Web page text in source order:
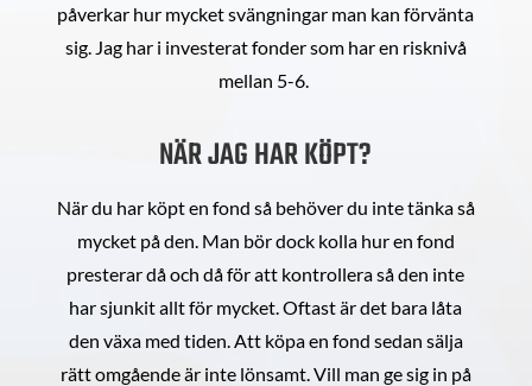
påverkar hur mycket svängningar man kan förvänta
sig. Jag har i investerat fonder som har en risknivå
mellan 5-6.
NÄR JAG HAR KÖPT?
När du har köpt en fond så behöver du inte tänka så
mycket på den. Man bör dock kolla hur en fond
presterar då och då för att kontrollera så den inte
har sjunkit allt för mycket. Oftast är det bara låta
den växa med tiden. Att köpa en fond sedan sälja
rätt omgående är inte lönsamt. Vill man ge sig in på